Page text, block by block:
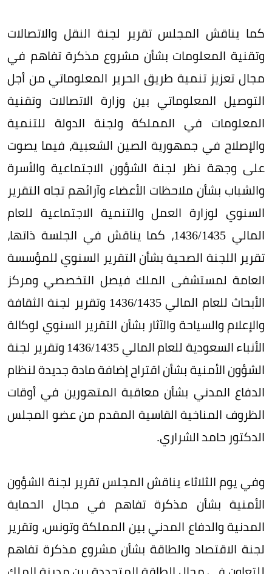
كما يناقش المجلس تقرير لجنة النقل والاتصالات
وتقنية المعلومات بشأن مشروع مذكرة تفاهم في
مجال تعزيز تنمية طريق الحرير المعلوماتي من أجل
التوصيل المعلوماتي بين وزارة الاتصالات وتقنية
المعلومات في المملكة ولجنة الدولة للتنمية
والإصلاح في جمهورية الصين الشعبية، فيما يصوت
على وجهة نظر لجنة الشؤون الاجتماعية والأسرة
والشباب بشأن ملاحظات الأعضاء وآرائهم تجاه التقرير
السنوي لوزارة العمل والتنمية الاجتماعية للعام
المالي 1436/1435، كما يناقش في الجلسة ذاتها،
تقرير اللجنة الصحية بشأن التقرير السنوي للمؤسسة
العامة لمستشفى الملك فيصل التخصصي ومركز
الأبحاث للعام المالي 1435/‏1436 وتقرير لجنة الثقافة
والإعلام والسياحة والآثار بشأن التقرير السنوي لوكالة
الأنباء السعودية للعام المالي 1435/‏1436 وتقرير لجنة
الشؤون الأمنية بشأن اقتراح إضافة مادة جديدة لنظام
الدفاع المدني بشأن معاقبة المتهورين في أوقات
الظروف المناخية القاسية المقدم من عضو المجلس
الدكتور حامد الشراري.
وفي يوم الثلاثاء يناقش المجلس تقرير لجنة الشؤون
الأمنية بشأن مذكرة تفاهم في مجال الحماية
المدنية والدفاع المدني بين المملكة وتونس، وتقرير
لجنة الاقتصاد والطاقة بشأن مشروع مذكرة تفاهم